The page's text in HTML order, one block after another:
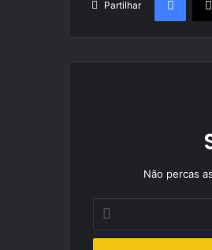
Partilhar
Não percas
seu